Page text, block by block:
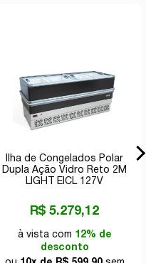
Ilha de Congelados Polar
Dupla Ação Vidro Reto 2M
LIGHT EICL 127V
R$ 5.279,12
à vista com 12% de
desconto